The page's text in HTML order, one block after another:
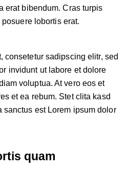
erat bibendum. Cras turpis
lobortis erat.
consetetur sadipscing elitr, sed
invidunt ut labore et dolore
voluptua. At vero eos et
et ea rebum. Stet clita kasd
sanctus est Lorem ipsum dolor
quam